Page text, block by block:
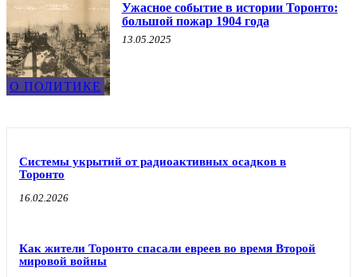
О ПОЛИТИКЕ
Ужасное событие в истории Торонто:
большой пожар 1904 года
13.05.2025
Системы укрытий от радиоактивных осадков в
Торонто
16.02.2026
Как жители Торонто спасали евреев во время Второй
мировой войны